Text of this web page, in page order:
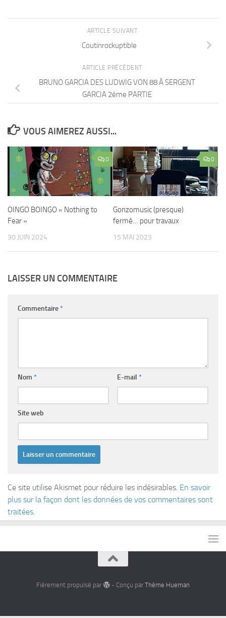
ARTICLE SUIVANT
Coutinrockuptible
ARTICLE PRÉCÉDENT
BRUNO GARCIA DES LUDWIG VON 88 À SERGENT
GARCIA 2éme PARTIE
VOUS AIMEREZ AUSSI...
0
OINGO BOINGO « Nothing to
Fear »
30 JUIN 2024
0
Gonzomusic (presque)
fermé… pour travaux
15 MAI 2023
LAISSER UN COMMENTAIRE
Commentaire*
Nom * E-mail *
Site web
Ce site utilise Akismet pour réduire les indésirables. En savoir
plus sur la façon dont les données de vos commentaires sont
traitées
Fièrement propulsé par - Conçu par Thème Hueman